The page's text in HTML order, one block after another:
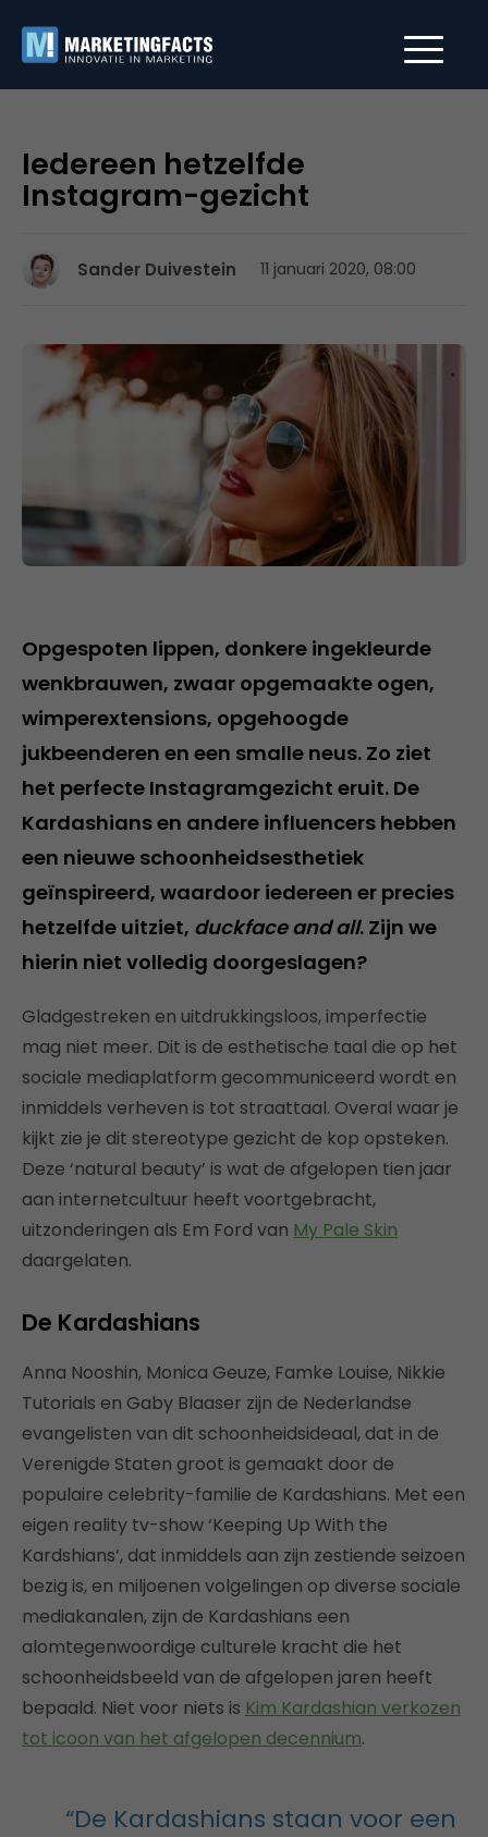
Iedereen hetzelfde
Instagram-gezicht
Sander Duivestein 11 januari 2020, 08:00
Opgespoten lippen, donkere ingekleurde
wenkbrauwen, zwaar opgemaakte ogen,
wimperextensions, opgehoogde
jukbeenderen en een smalle neus. Zo ziet
het perfecte Instagramgezicht eruit. De
Kardashians en andere influencers hebben
een nieuwe schoonheidsesthetiek
geïnspireerd, waardoor iedereen er precies
hetzelfde uitziet, duckface and all. Zijn we
hierin niet volledig doorgeslagen?
Gladgestreken en uitdrukkingsloos, imperfectie
mag niet meer. Dit is de esthetische taal die op het
sociale mediaplatform gecommuniceerd wordt en
inmiddels verheven is tot straattaal. Overal waar je
kijkt zie je dit stereotype gezicht de kop opsteken.
Deze ‘natural beauty’ is wat de afgelopen tien jaar
aan internetcultuur heeft voortgebracht,
uitzonderingen als Em Ford van My Pale Skin
daargelaten.
De Kardashians
Anna Nooshin, Monica Geuze, Famke Louise, Nikkie
Tutorials en Gaby Blaaser zijn de Nederlandse
evangelisten van dit schoonheidsideaal, dat in de
Verenigde Staten groot is gemaakt door de
populaire celebrity-familie de Kardashians. Met een
eigen reality tv-show ‘Keeping Up With the
Kardshians’, dat inmiddels aan zijn zestiende seizoen
bezig is, en miljoenen volgelingen op diverse sociale
mediakanalen, zijn de Kardashians een
alomtegenwoordige culturele kracht die het
schoonheidsbeeld van de afgelopen jaren heeft
bepaald. Niet voor niets is Kim Kardashian verkozen
tot icoon van het afgelopen decennium.
“De Kardashians staan voor een